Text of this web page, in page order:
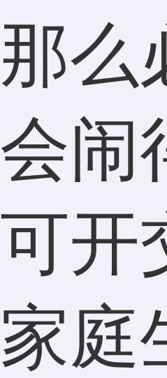
那么
会闹
可开
家庭